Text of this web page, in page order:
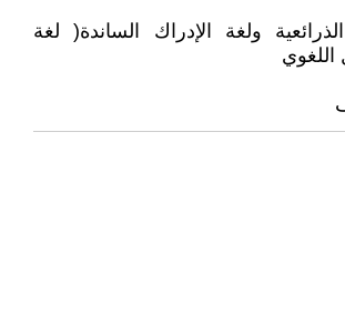
ولغة الإدراك الساندة( لغة
اللغوي